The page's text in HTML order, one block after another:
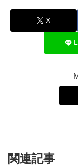
X
関連記事